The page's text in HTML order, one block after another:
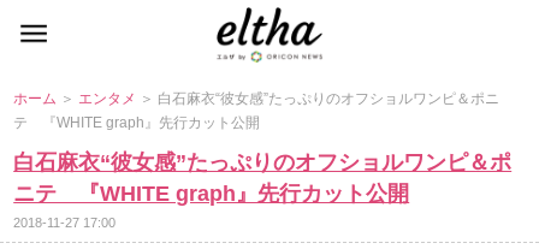
ホーム ＞ エンタメ ＞ 白石麻衣“彼女感”たっぷりのオフショルワンピ＆ポニ
テ 『WHITE graph』先行カット公開
白石麻衣“彼女感”たっぷりのオフショルワンピ＆ポ
ニテ 『WHITE graph』先行カット公開
2018-11-27 17:00